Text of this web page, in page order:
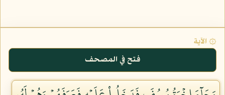
۞ الآية
فتح في المصحف